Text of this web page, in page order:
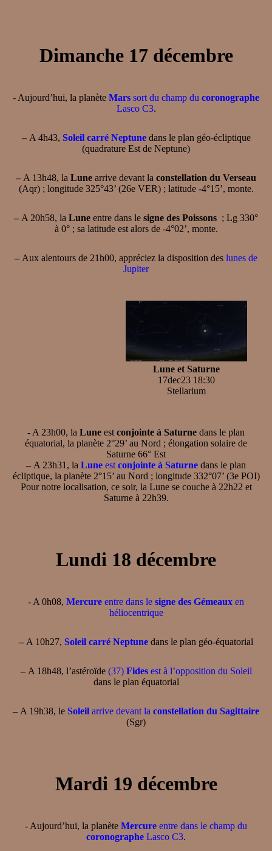
Dimanche 17 décembre
- Aujourd’hui, la planète Mars sort du champ du coronographe
Lasco C3.
–A 4h43, Soleil carré Neptunedans le plan géo-écliptique
(quadrature Est de Neptune)
– A 13h48, la Lune arrive devant la constellation du Verseau
(Aqr) ; longitude 325°43’ (26e VER) ; latitude -4°15’, monte.
– A 20h58, la Lune entre dans le signe des Poissons ; Lg 330°
à 0° ; sa latitude est alors de -4°02’, monte.
– Aux alentours de 21h00, appréciez la disposition des lunes de
Jupiter
Lune et Saturne
17dec23 18:30
Stellarium
- A 23h00, la Lune est conjointe à Saturne dans le plan
équatorial, la planète 2°29’ au Nord ; élongation solaire de
Saturne 66° Est
– A 23h31, la Lune est conjointe à Saturne dans le plan
écliptique, la planète 2°15’ au Nord ; longitude 332°07’ (3e POI)
Pour notre localisation, ce soir, la Lune se couche à 22h22 et
Saturne à 22h39.
Lundi 18 décembre
- A 0h08, Mercure entre dans le signe des Gémeaux en
héliocentrique
– A 10h27, Soleil carré Neptune dans le plan géo-équatorial
–A 18h48, l’astéroïde (37) Fidesest à l’opposition du Soleil
dans le plan équatorial
– A 19h38, le Soleil arrive devant la constellation du Sagittaire
(Sgr)
Mardi 19 décembre
- Aujourd’hui, la planète Mercure entre dans le champ du
coronographe Lasco C3.